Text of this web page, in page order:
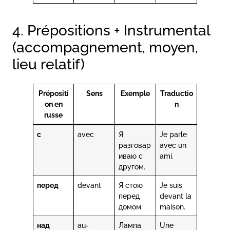
4. Prépositions + Instrumental
(accompagnement, moyen,
lieu relatif)
Prépositi
on en
russe
Sens Exemple
Traductio
n
с avec
Я
разговар
иваю с
другом.
Je parle
avec un
ami.
перед devant
Я стою
перед
домом.
Je suis
devant la
maison.
над
au-
Лампа
Une